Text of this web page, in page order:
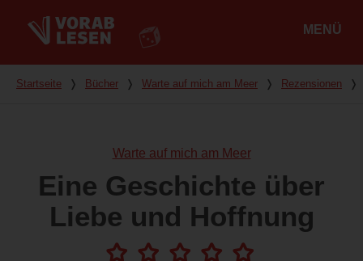
MENÜ
Du bist hier
Startseite ❭ Bücher ❭ Warte auf mich am Meer ❭ Rezensionen ❭
Warte auf mich am Meer
Eine Geschichte über
Liebe und Hoffnung